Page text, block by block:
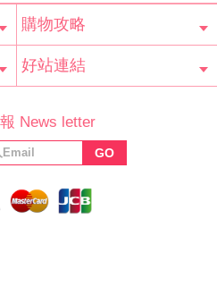
購物攻略
常見問題
購物說明
訂單查詢
好站連結
福利協會
絲專頁
News letter
GO